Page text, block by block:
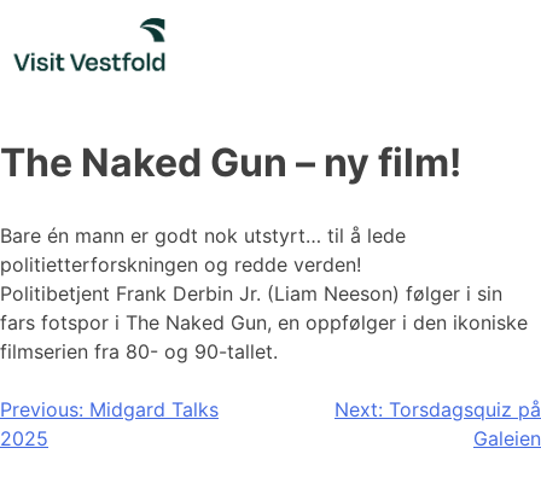
content
The Naked Gun – ny film!
Bare én mann er godt nok utstyrt… til å lede
politietterforskningen og redde verden!
Politibetjent Frank Derbin Jr. (Liam Neeson) følger i sin
fars fotspor i The Naked Gun, en oppfølger i den ikoniske
filmserien fra 80- og 90-tallet.
Innleggsnavigasjon
Previous: Midgard Talks
2025
Next: Torsdagsquiz på
Galeien